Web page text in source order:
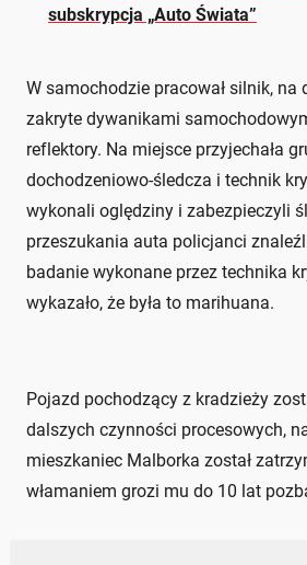
subskrypcja „Auto Świata”
W samochodzie pracował silnik, na
zakryte dywanikami
reflektory. Na miejsce przyjechała
dochodzeniowo-śledcza i technik
wykonali oględziny i zabezpieczyli
przeszukania auta policjanci
badanie wykonane przez technika
wykazało, że była to marihuana.
Pojazd pochodzący z kradzieży
dalszych czynności procesowych,
mieszkaniec Malborka został
włamaniem grozi mu do 10 lat